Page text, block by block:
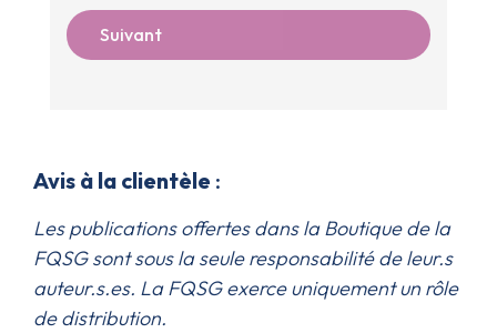
Suivant
Avis à la clientèle :
Les publications offertes dans la Boutique de la
FQSG sont sous la seule responsabilité de leur.s
auteur.s.es. La FQSG exerce uniquement un rôle
de distribution.